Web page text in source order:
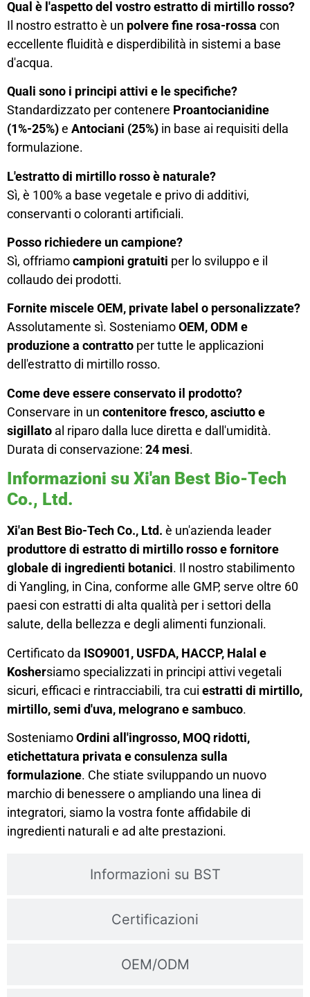
Informazioni su BST
Certificazioni
OEM/ODM
Qual è l'aspetto del vostro estratto di mirtillo rosso?
Il nostro estratto è un polvere fine rosa-rossa con
eccellente fluidità e disperdibilità in sistemi a base
d'acqua.
Quali sono i principi attivi e le specifiche?
Standardizzato per contenere Proantocianidine
(1%-25%)e Antociani (25%) in base ai requisiti della
formulazione.
L'estratto di mirtillo rosso è naturale?
Sì, è 100% a base vegetale e privo di additivi,
conservanti o coloranti artificiali.
Posso richiedere un campione?
Sì, offriamocampioni gratuiti per lo sviluppo e il
collaudo dei prodotti.
Fornite miscele OEM, private label o personalizzate?
Assolutamente sì. SosteniamoOEM, ODM e
produzione a contratto per tutte le applicazioni
dell'estratto di mirtillo rosso.
Come deve essere conservato il prodotto?
Conservare in un contenitore fresco, asciutto e
sigillato al riparo dalla luce diretta e dall'umidità.
Durata di conservazione: 24 mesi.
Informazioni su Xi'an Best Bio-Tech
Co., Ltd.
Xi'an Best Bio-Tech Co., Ltd. è un'azienda leader
produttore di estratto di mirtillo rosso e fornitore
globale di ingredienti botanici. Il nostro stabilimento
di Yangling, in Cina, conforme alle GMP, serve oltre 60
paesi con estratti di alta qualità per i settori della
salute, della bellezza e degli alimenti funzionali.
Certificato da ISO9001, USFDA, HACCP, Halal e
Koshersiamo specializzati in principi attivi vegetali
sicuri, efficaci e rintracciabili, tra cui estratti di mirtillo,
mirtillo, semi d'uva, melograno e sambuco.
SosteniamoOrdini all'ingrosso, MOQ ridotti,
etichettatura privata e consulenza sulla
formulazione. Che stiate sviluppando un nuovo
marchio di benessere o ampliando una linea di
integratori, siamo la vostra fonte affidabile di
ingredienti naturali e ad alte prestazioni.